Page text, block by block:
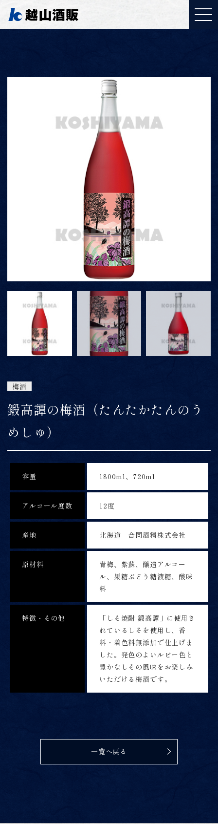
YouTubeご覧ください
「取り組みについて」
J:COMで特集されまし
ONLINE SHOP
06-6422-1101
受付時間 9:00～15:00
梅酒
鍛高譚の梅酒（たんたかたんのう
めしゅ）
容量 1800ml、720ml
アルコール度数 12度
産地 北海道 合同酒精株式会社
原材料
青梅、紫蘇、醸造アルコー
ル、果糖ぶどう糖液糖、酸味
料
特徴・その他
「しそ焼酎 鍛高譚」に使用さ
れているしそを使用し、香
料・着色料無添加で仕上げま
した。発色のよいルビー色と
豊かなしその風味をお楽しみ
いただける梅酒です。
一覧へ戻る